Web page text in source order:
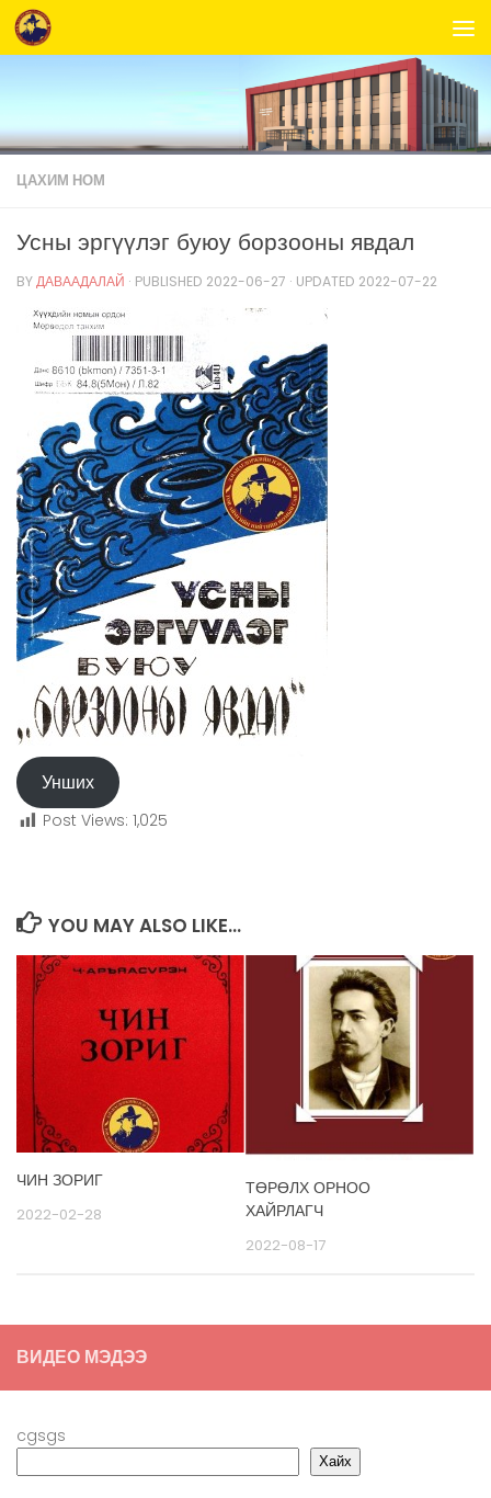
Skip to content
ЦАХИМ НОМ
Усны эргүүлэг буюу борзооны явдал
BYДАВААДАЛАЙ · PUBLISHED 2022-06-27 · UPDATED 2022-07-22
Унших
Post Views: 1,025
YOU MAY ALSO LIKE...
ЧИН ЗОРИГ
2022-02-28
ТӨРӨЛХ ОРНОО
ХАЙРЛАГЧ
2022-08-17
ВИДЕО МЭДЭЭ
cgsgs
Хайх